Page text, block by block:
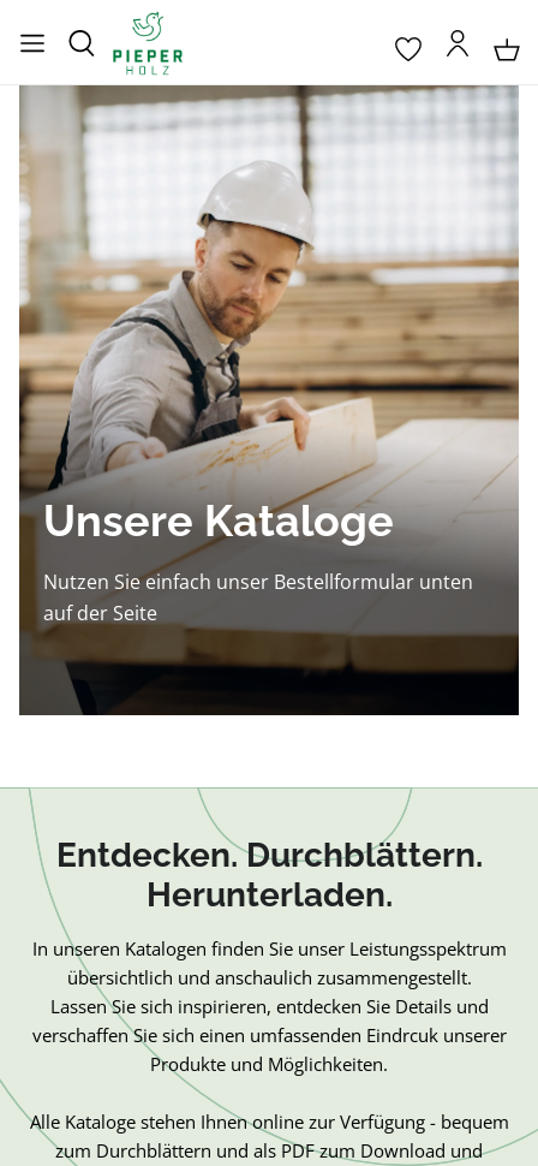
Unsere Kataloge
Nutzen Sie einfach unser Bestellformular unten
auf der Seite
Entdecken. Durchblättern.
Herunterladen.
In unseren Katalogen finden Sie unser Leistungsspektrum
übersichtlich und anschaulich zusammengestellt.
Lassen Sie sich inspirieren, entdecken Sie Details und
verschaffen Sie sich einen umfassenden Eindrcuk unserer
Produkte und Möglichkeiten.
Alle Kataloge stehen Ihnen online zur Verfügung - bequem
zum Durchblättern und als PDF zum Download und